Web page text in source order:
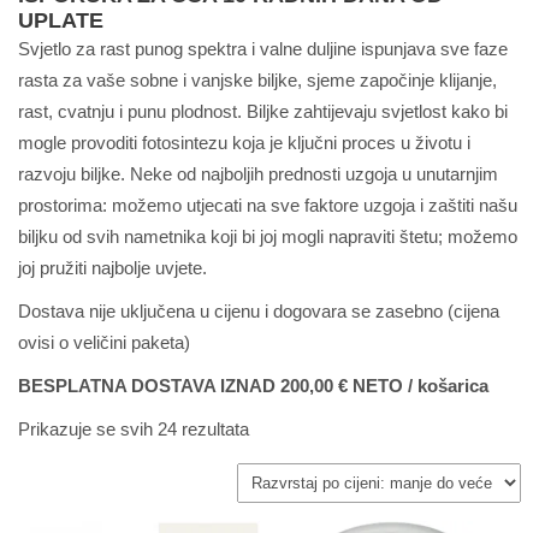
UPLATE
Svjetlo za rast punog spektra i valne duljine ispunjava sve faze
rasta za vaše sobne i vanjske biljke, sjeme započinje klijanje,
rast, cvatnju i punu plodnost. Biljke zahtijevaju svjetlost kako bi
mogle provoditi fotosintezu koja je ključni proces u životu i
razvoju biljke. Neke od najboljih prednosti uzgoja u unutarnjim
prostorima: možemo utjecati na sve faktore uzgoja i zaštiti našu
biljku od svih nametnika koji bi joj mogli napraviti štetu; možemo
joj pružiti najbolje uvjete.
Dostava nije uključena u cijenu i dogovara se zasebno (cijena
ovisi o veličini paketa)
BESPLATNA DOSTAVA IZNAD 200,00 € NETO / košarica
Prikazuje se svih 24 rezultata